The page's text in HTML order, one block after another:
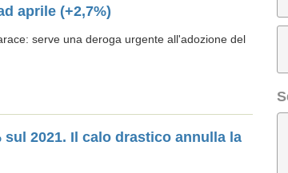
aprile (+2,7%)
serve una deroga urgente all'adozione del
2021. Il calo drastico annulla la